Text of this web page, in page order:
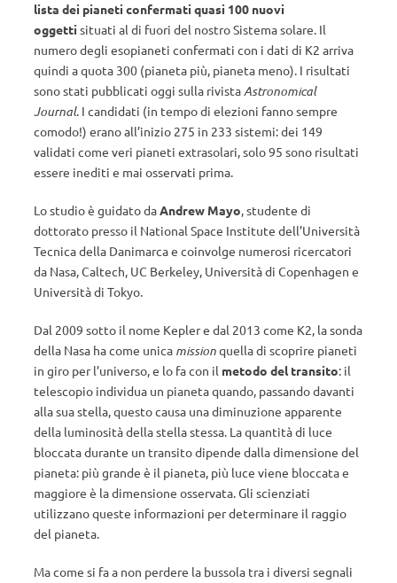
lista dei pianeti confermati quasi 100 nuovi
oggetti situati al di fuori del nostro Sistema solare. Il
numero degli esopianeti confermati con i dati di K2 arriva
quindi a quota 300 (pianeta più, pianeta meno). I risultati
sono stati pubblicati oggi sulla rivistaAstronomical
Journal. I candidati (in tempo di elezioni fanno sempre
comodo!) erano all’inizio 275 in 233 sistemi: dei 149
validati come veri pianeti extrasolari, solo 95 sono risultati
essere inediti e mai osservati prima.
Lo studio è guidato daAndrew Mayo, studente di
dottorato presso il National Space Institute dell’Università
Tecnica della Danimarca e coinvolge numerosi ricercatori
da Nasa, Caltech, UC Berkeley, Università di Copenhagen e
Università di Tokyo.
Dal 2009 sotto il nome Kepler e dal 2013 come K2, la sonda
della Nasa ha come unica missionquella di scoprire pianeti
in giro per l’universo, e lo fa con il metodo del transito: il
telescopio individua un pianeta quando, passando davanti
alla sua stella, questo causa una diminuzione apparente
della luminosità della stella stessa. La quantità di luce
bloccata durante un transito dipende dalla dimensione del
pianeta: più grande è il pianeta, più luce viene bloccata e
maggiore è la dimensione osservata. Gli scienziati
utilizzano queste informazioni per determinare il raggio
del pianeta.
Ma come si fa a non perdere la bussola tra i diversi segnali